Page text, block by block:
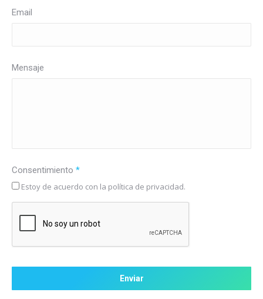
Email
Mensaje
Consentimiento *
Estoy de acuerdo con la política de privacidad.